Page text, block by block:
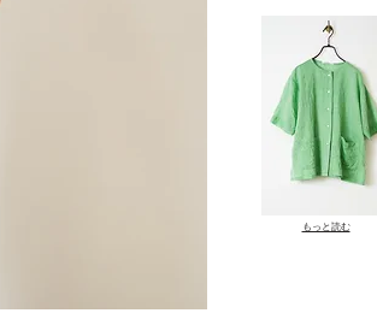
もっと読む